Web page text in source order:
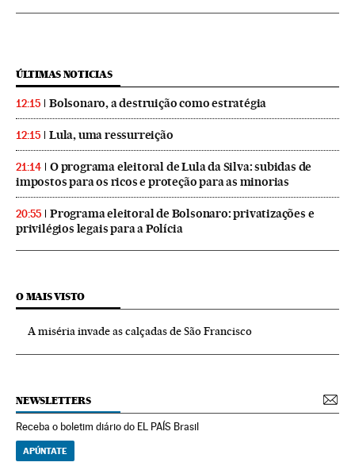
ÚLTIMAS NOTICIAS
12:15 Bolsonaro, a destruição como estratégia
12:15 Lula, uma ressurreição
21:14
O programa eleitoral de Lula da Silva: subidas de
impostos para os ricos e proteção para as minorias
20:55
Programa eleitoral de Bolsonaro: privatizações e
privilégios legais para a Polícia
O MAIS VISTO
A miséria invade as calçadas de São Francisco
NEWSLETTERS
Receba o boletim diário do EL PAÍS Brasil
APÚNTATE